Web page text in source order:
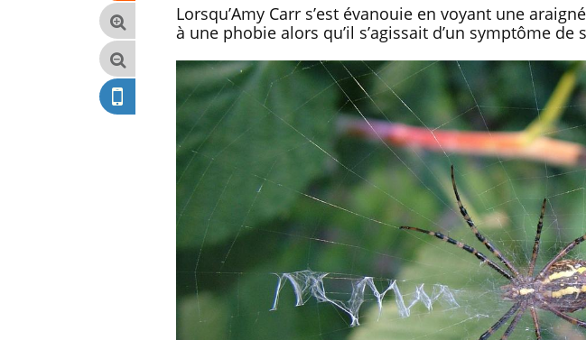
Lorsqu’Amy Carr s’est évanouie en voyant une
à une phobie alors qu’il s’agissait d’un symptôme de